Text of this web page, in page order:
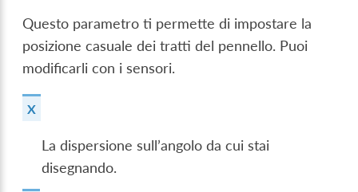
Questo parametro ti permette di impostare la
posizione casuale dei tratti del pennello. Puoi
modificarli con i sensori.
X
La dispersione sull’angolo da cui stai
disegnando.